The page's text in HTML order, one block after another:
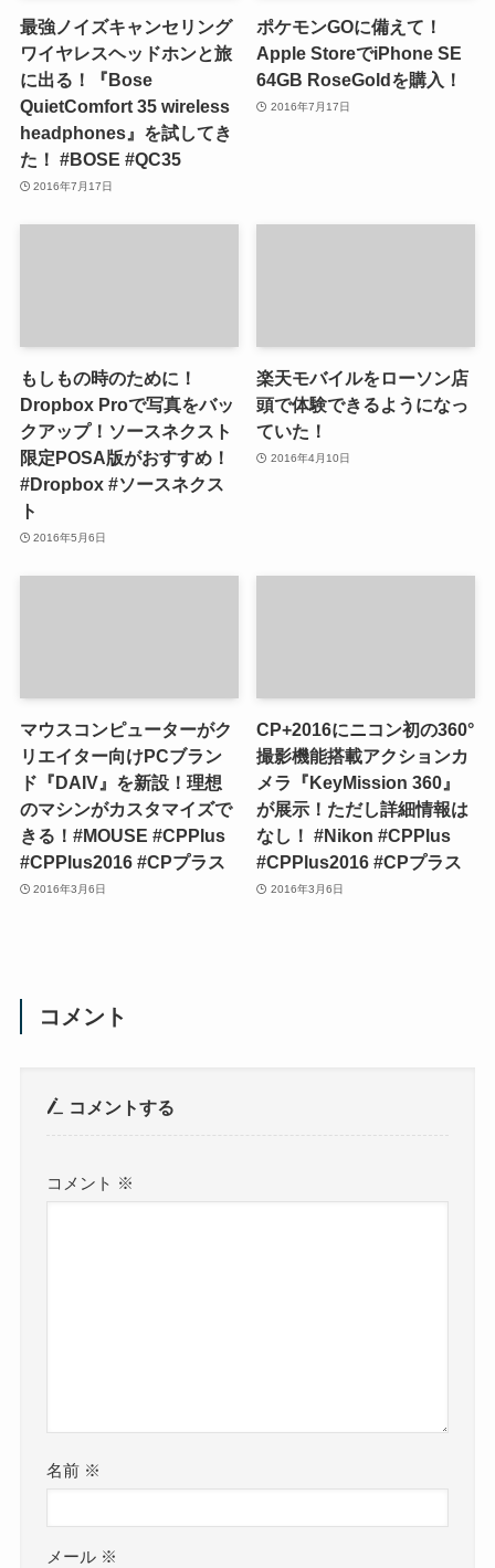
最強ノイズキャンセリング
ワイヤレスヘッドホンと旅
に出る！『Bose
QuietComfort 35 wireless
headphones』を試してき
た！ #BOSE #QC35
2016年7月17日
ポケモンGOに備えて！
Apple StoreでiPhone SE
64GB RoseGoldを購入！
2016年7月17日
もしもの時のために！
Dropbox Proで写真をバッ
クアップ！ソースネクスト
限定POSA版がおすすめ！
#Dropbox #ソースネクス
ト
2016年5月6日
楽天モバイルをローソン店
頭で体験できるようになっ
ていた！
2016年4月10日
マウスコンピューターがク
リエイター向けPCブラン
ド『DAIV』を新設！理想
のマシンがカスタマイズで
きる！#MOUSE #CPPlus
#CPPlus2016 #CPプラス
2016年3月6日
CP+2016にニコン初の360°
撮影機能搭載アクションカ
メラ『KeyMission 360』
が展示！ただし詳細情報は
なし！ #Nikon #CPPlus
#CPPlus2016 #CPプラス
2016年3月6日
コメント
コメントする
コメント ※
名前 ※
メール ※